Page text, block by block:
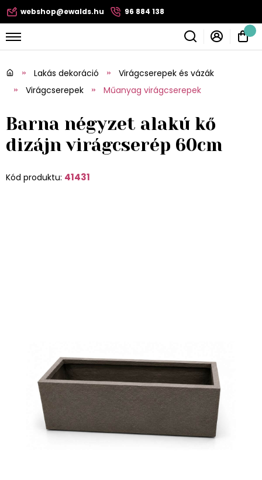
webshop@ewalds.hu 96 884 138
Lakás dekoráció
Virágcserepek és vázák
Virágcserepek
Műanyag virágcserepek
Barna négyzet alakú kő
dizájn virágcserép 60cm
Kód produktu: 41431